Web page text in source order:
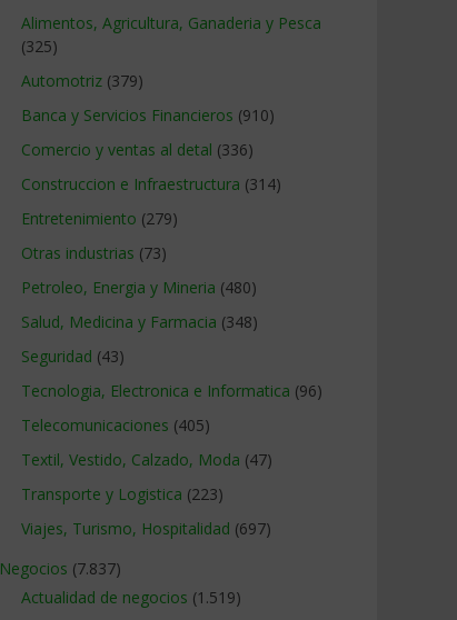
Alimentos, Agricultura, Ganaderia y Pesca
(325)
Automotriz (379)
Banca y Servicios Financieros (910)
Comercio y ventas al detal (336)
Construccion e Infraestructura (314)
Entretenimiento (279)
Otras industrias (73)
Petroleo, Energia y Mineria (480)
Salud, Medicina y Farmacia (348)
Seguridad (43)
Tecnologia, Electronica e Informatica (96)
Telecomunicaciones (405)
Textil, Vestido, Calzado, Moda (47)
Transporte y Logistica (223)
Viajes, Turismo, Hospitalidad (697)
Negocios (7.837)
Actualidad de negocios (1.519)